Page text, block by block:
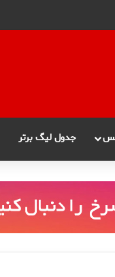
جدول لیگ برتر